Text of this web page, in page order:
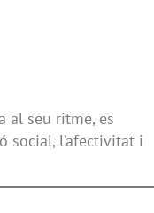
al seu ritme, es
social, l’afectivitat i